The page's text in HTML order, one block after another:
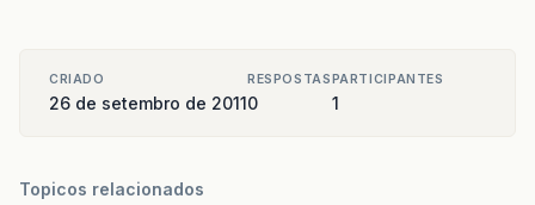
CRIADO
26 de setembro de 2011
RESPOSTAS
0
PARTICIPANTES
1
Topicos relacionados